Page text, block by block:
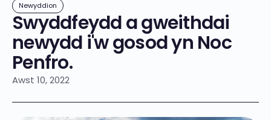
Newyddion
Swyddfeydd a gweithdai
newydd i'w gosod yn Noc
Penfro.
Awst 10, 2022